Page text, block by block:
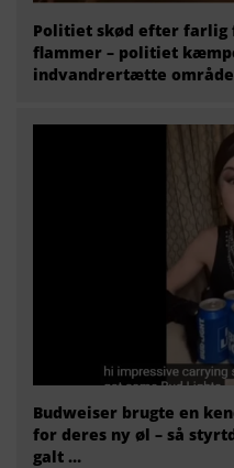
Politiet skød efter farlig
flammer – politiet
indvandrertætte område
Budweiser brugte en
for deres ny øl – så
galt …